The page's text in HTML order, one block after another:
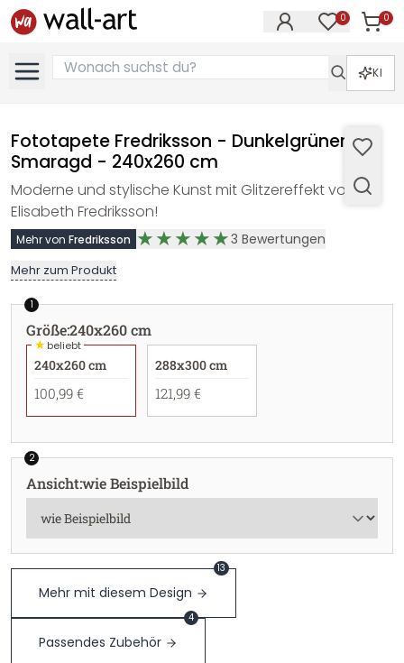
0 0
KI
Fototapete Fredriksson - Dunkelgrüner
Smaragd - 240x260 cm
Moderne und stylische Kunst mit Glitzereffekt von
Elisabeth Fredriksson!
Mehr von Fredriksson 3 Bewertungen
Mehr zum Produkt
1
Größe:240x260 cm
★beliebt
240x260 cm
100,99 €
288x300 cm
121,99 €
2
Ansicht:wie Beispielbild
Mehr mit diesem Design
13
Passendes Zubehör
4